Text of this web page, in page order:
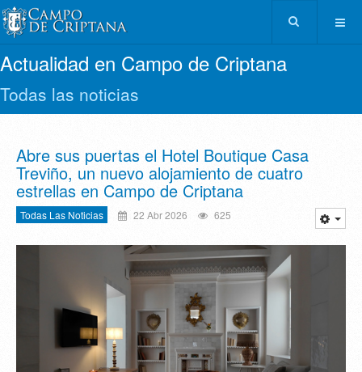
Actualidad en Campo de Criptana
Todas las noticias
Abre sus puertas el Hotel Boutique Casa
Treviño, un nuevo alojamiento de cuatro
estrellas en Campo de Criptana
Todas Las Noticias 22 Abr 2026 625